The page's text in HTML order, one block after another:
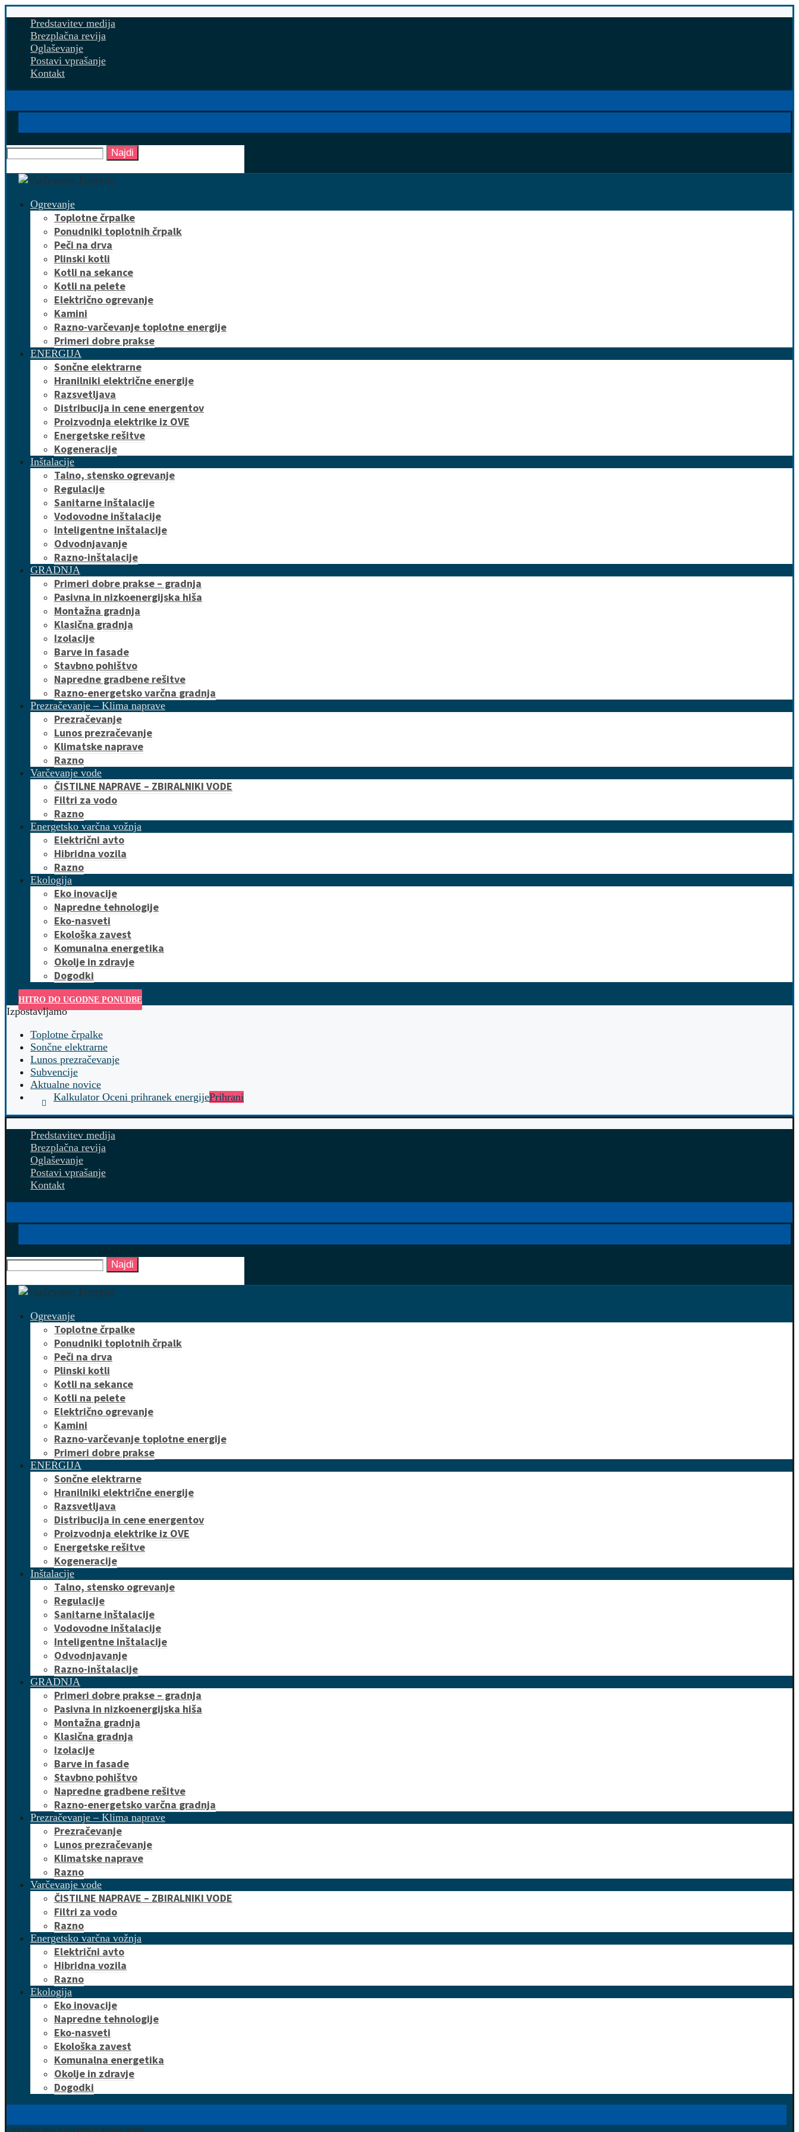
Predstavitev medija
Brezplačna revija
Oglaševanje
Postavi vprašanje
Kontakt
Najdi
Ogrevanje
Toplotne črpalke
Ponudniki toplotnih črpalk
Peči na drva
Plinski kotli
Kotli na sekance
Kotli na pelete
Električno ogrevanje
Kamini
Razno-varčevanje toplotne energije
Primeri dobre prakse
ENERGIJA
Sončne elektrarne
Hranilniki električne energije
Razsvetljava
Distribucija in cene energentov
Proizvodnja elektrike iz OVE
Energetske rešitve
Kogeneracije
Inštalacije
Talno, stensko ogrevanje
Regulacije
Sanitarne inštalacije
Vodovodne inštalacije
Inteligentne inštalacije
Odvodnjavanje
Razno-inštalacije
GRADNJA
Primeri dobre prakse – gradnja
Pasivna in nizkoenergijska hiša
Montažna gradnja
Klasična gradnja
Izolacije
Barve in fasade
Stavbno pohištvo
Napredne gradbene rešitve
Razno-energetsko varčna gradnja
Prezračevanje – Klima naprave
Prezračevanje
Lunos prezračevanje
Klimatske naprave
Razno
Varčevanje vode
ČISTILNE NAPRAVE – ZBIRALNIKI VODE
Filtri za vodo
Razno
Energetsko varčna vožnja
Električni avto
Hibridna vozila
Razno
Ekologija
Eko inovacije
Napredne tehnologije
Eko-nasveti
Ekološka zavest
Komunalna energetika
Okolje in zdravje
Dogodki
HITRO DO UGODNE PONUDBE
Izpostavljamo
Toplotne črpalke
Sončne elektrarne
Lunos prezračevanje
Subvencije
Aktualne novice
Kalkulator Oceni prihranek energijePrihrani
Predstavitev medija
Brezplačna revija
Oglaševanje
Postavi vprašanje
Kontakt
Najdi
Ogrevanje
Toplotne črpalke
Ponudniki toplotnih črpalk
Peči na drva
Plinski kotli
Kotli na sekance
Kotli na pelete
Električno ogrevanje
Kamini
Razno-varčevanje toplotne energije
Primeri dobre prakse
ENERGIJA
Sončne elektrarne
Hranilniki električne energije
Razsvetljava
Distribucija in cene energentov
Proizvodnja elektrike iz OVE
Energetske rešitve
Kogeneracije
Inštalacije
Talno, stensko ogrevanje
Regulacije
Sanitarne inštalacije
Vodovodne inštalacije
Inteligentne inštalacije
Odvodnjavanje
Razno-inštalacije
GRADNJA
Primeri dobre prakse – gradnja
Pasivna in nizkoenergijska hiša
Montažna gradnja
Klasična gradnja
Izolacije
Barve in fasade
Stavbno pohištvo
Napredne gradbene rešitve
Razno-energetsko varčna gradnja
Prezračevanje – Klima naprave
Prezračevanje
Lunos prezračevanje
Klimatske naprave
Razno
Varčevanje vode
ČISTILNE NAPRAVE – ZBIRALNIKI VODE
Filtri za vodo
Razno
Energetsko varčna vožnja
Električni avto
Hibridna vozila
Razno
Ekologija
Eko inovacije
Napredne tehnologije
Eko-nasveti
Ekološka zavest
Komunalna energetika
Okolje in zdravje
Dogodki